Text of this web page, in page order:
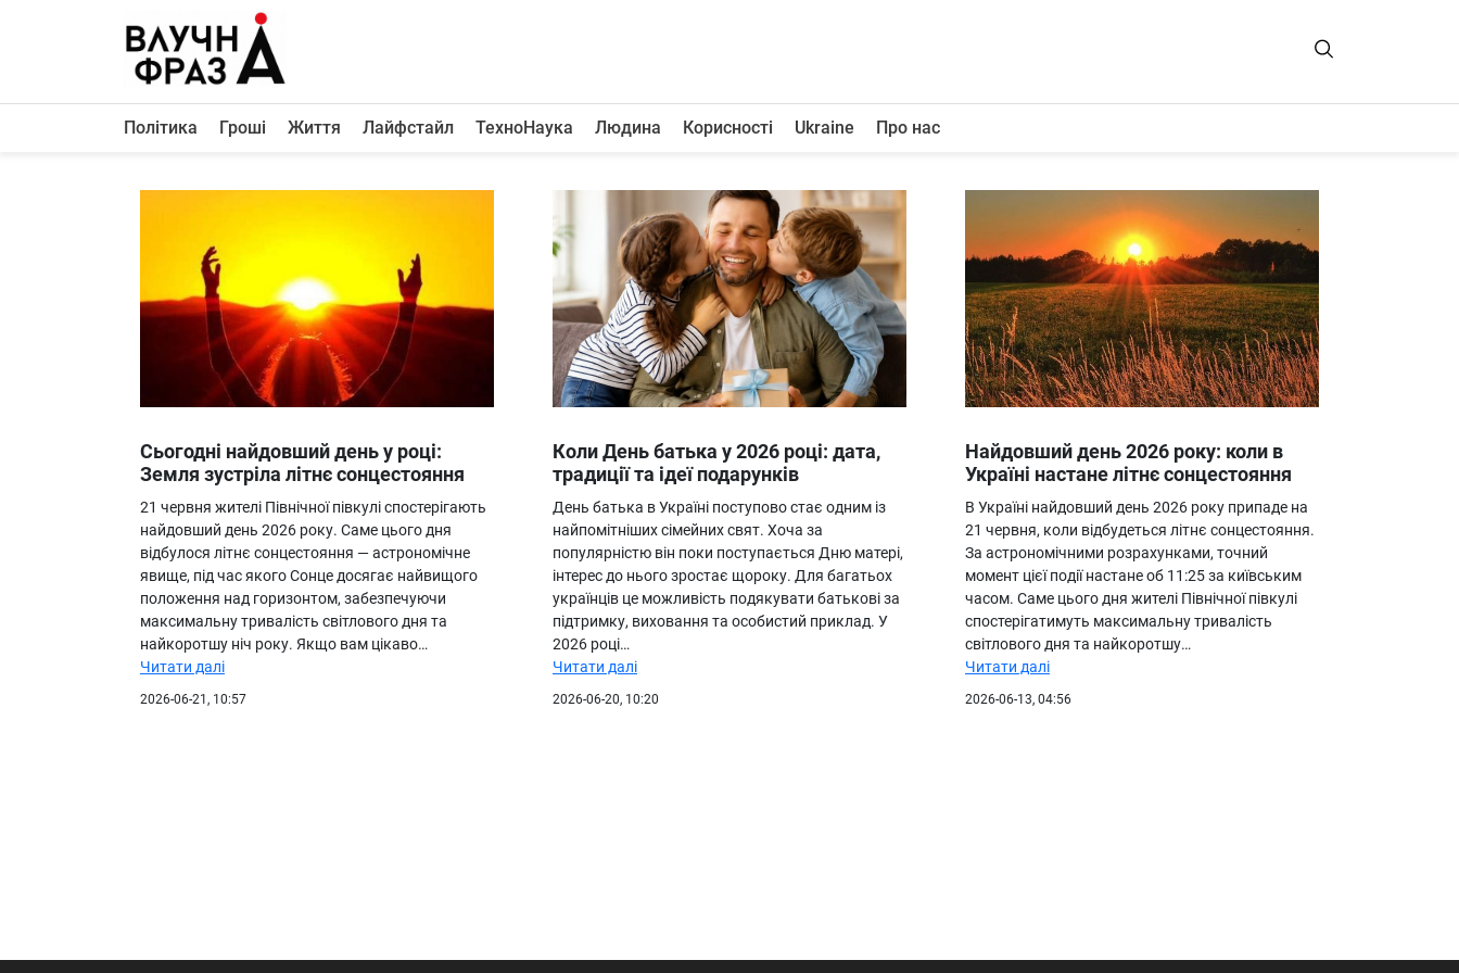
Політика
Лайфстайл
ТехноНаука
Людина
Корисності
Про нас
Політика Гроші Життя Лайфстайл ТехноНаука Людина Корисності Ukraine Про нас
Сьогодні найдовший день у році:
Земля зустріла літнє сонцестояння
21 червня жителі Північної півкулі спостерігають
найдовший день 2026 року. Саме цього дня
відбулося літнє сонцестояння — астрономічне
явище, під час якого Сонце досягає найвищого
положення над горизонтом, забезпечуючи
максимальну тривалість світлового дня та
найкоротшу ніч року. Якщо вам цікаво…
Читати далі
2026-06-21, 10:57
Коли День батька у 2026 році: дата,
традиції та ідеї подарунків
День батька в Україні поступово стає одним із
найпомітніших сімейних свят. Хоча за
популярністю він поки поступається Дню матері,
інтерес до нього зростає щороку. Для багатьох
українців це можливість подякувати батькові за
підтримку, виховання та особистий приклад. У
2026 році…
Читати далі
2026-06-20, 10:20
Найдовший день 2026 року: коли в
Україні настане літнє сонцестояння
В Україні найдовший день 2026 року припаде на
21 червня, коли відбудеться літнє сонцестояння.
За астрономічними розрахунками, точний
момент цієї події настане об 11:25 за київським
часом. Саме цього дня жителі Північної півкулі
спостерігатимуть максимальну тривалість
світлового дня та найкоротшу…
Читати далі
2026-06-13, 04:56